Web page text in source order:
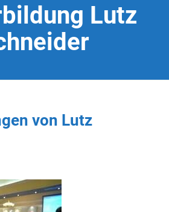
Lutz
von Lutz